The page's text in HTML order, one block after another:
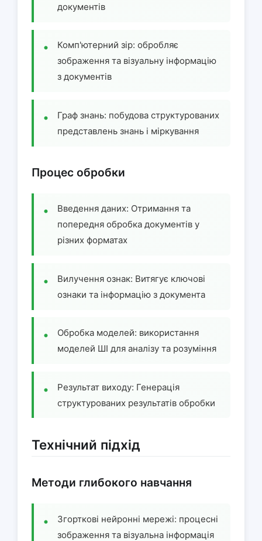
документів
Комп'ютерний зір: обробляє
зображення та візуальну інформацію
з документів
Граф знань: побудова структурованих
представлень знань і міркування
Процес обробки
Введення даних: Отримання та
попередня обробка документів у
різних форматах
Вилучення ознак: Витягує ключові
ознаки та інформацію з документа
Обробка моделей: використання
моделей ШІ для аналізу та розуміння
Результат виходу: Генерація
структурованих результатів обробки
Технічний підхід
Методи глибокого навчання
Згорткові нейронні мережі: процесні
зображення та візуальна інформація